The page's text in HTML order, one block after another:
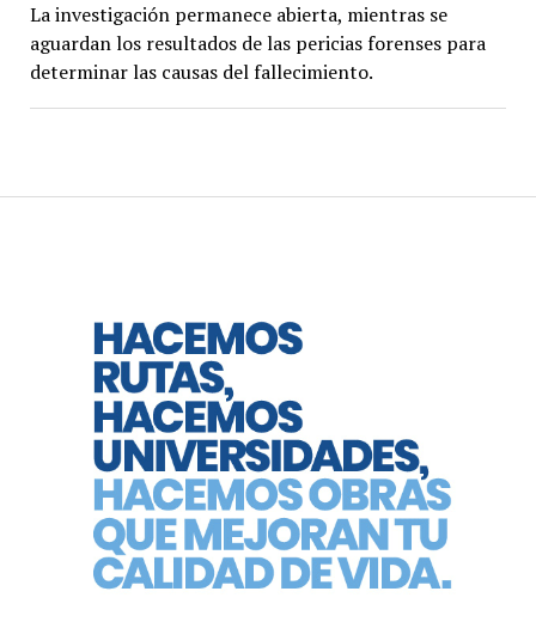
La investigación permanece abierta, mientras se
aguardan los resultados de las pericias forenses para
determinar las causas del fallecimiento.